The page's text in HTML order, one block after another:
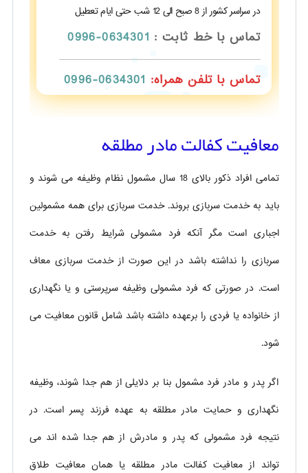
در سراسر کشور از 8 صبح الی 12 شب حتی ایام تعطیل
تماس با خط ثابت : 0634301-0996
تماس با تلفن همراه: 0634301-0996
معافیت کفالت مادر مطلقه
تمامی افراد ذکور بالای 18 سال مشمول نظام وظیفه می شوند و
باید به خدمت سربازی بروند. خدمت سربازی برای همه مشمولین
اجباری است مگر آنکه فرد مشمولی شرایط رفتن به خدمت
سربازی را نداشته باشد در این صورت از خدمت سربازی معاف
است. در صورتی که فرد مشمولی وظیفه سرپرستی و یا نگهداری
از خانواده یا فردی را برعهده داشته باشد شامل قانون معافیت می
شود.
اگر پدر و مادر فرد مشمول بنا بر دلایلی از هم جدا شوند، وظیفه
نگهداری و حمایت مادر مطلقه به عهده فرزند پسر است. در
نتیجه فرد مشمولی که پدر و مادرش از هم جدا شده اند می
تواند از معافیت کفالت مادر مطلقه یا همان معافیت طلاق